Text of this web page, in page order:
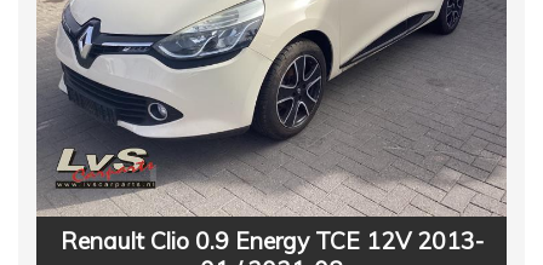
Renault Clio 0.9 Energy TCE 12V 2013-